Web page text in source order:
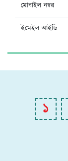
মোবাইল নম্বর
ইমেইল আইডি
১